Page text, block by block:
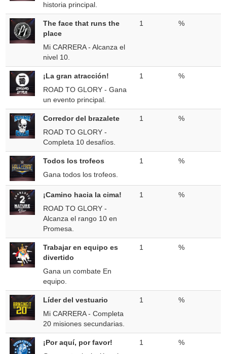
historia principal.
The face that runs the
place
Mi CARRERA - Alcanza el
nivel 10.
1 %
¡La gran atracción!
ROAD TO GLORY - Gana
un evento principal.
1 %
Corredor del brazalete
ROAD TO GLORY -
Completa 10 desafíos.
1 %
Todos los trofeos
Gana todos los trofeos.
1 %
¡Camino hacia la cima!
ROAD TO GLORY -
Alcanza el rango 10 en
Promesa.
1 %
Trabajar en equipo es
divertido
Gana un combate En
equipo.
1 %
Líder del vestuario
Mi CARRERA - Completa
20 misiones secundarias.
1 %
¡Por aquí, por favor!
1 %